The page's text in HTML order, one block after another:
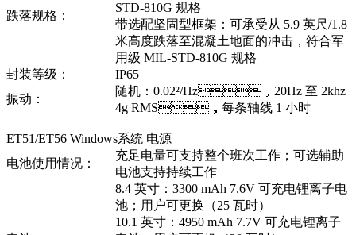
跌落规格：
STD-810G 规格
带选配坚固型框架：可承受从 5.9 英尺/1.8
米高度跌落至混凝土地面的冲击，符合军
用级 MIL-STD-810G 规格
封装等级：
IP65
振动：
随机：0.02²/Hz，20Hz 至 2khz
4g RMS，每条轴线 1 小时
ET51/ET56 Windows系统 电源
电池使用情况：
充足电量可支持整个班次工作；可选辅助
电池支持持续工作
8.4 英寸：3300 mAh 7.6V 可充电锂离子电
池；用户可更换（25 瓦时）
10.1 英寸：4950 mAh 7.7V 可充电锂离子